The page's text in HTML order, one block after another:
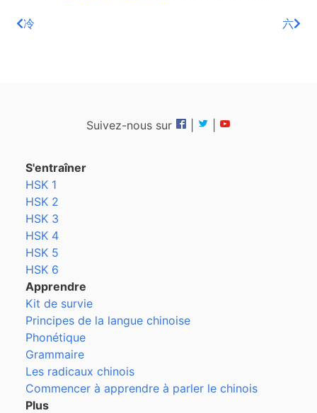
冷 六
Suivez-nous sur
S'entraîner
HSK 1
HSK 2
HSK 3
HSK 4
HSK 5
HSK 6
Apprendre
Kit de survie
Principes de la langue chinoise
Phonétique
Grammaire
Les radicaux chinois
Commencer à apprendre à parler le chinois
Plus